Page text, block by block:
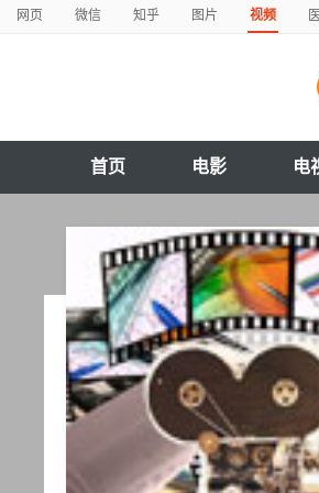
网页 微信 知乎 图片 视频
首页 电影 电